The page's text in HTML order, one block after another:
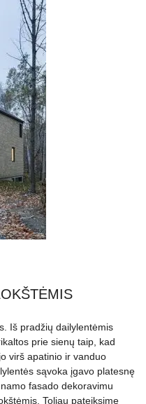
Iš pradžių dailylentėmis
prie sienų taip, kad
virš apatinio ir vanduo
sąvoka įgavo platesnę
fasado dekoravimu
Toliau pateiksime